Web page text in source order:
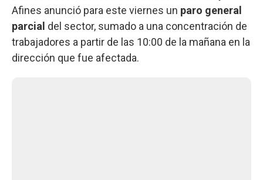
Afines anunció para este viernes un paro general
parcial del sector, sumado a una concentración de
trabajadores a partir de las 10:00 de la mañana en la
dirección que fue afectada.